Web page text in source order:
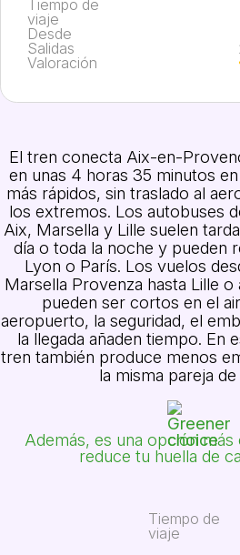
Tiempo de
viaje
Desde
Salidas
Valoración
El tren conecta Aix-en-
en unas 4 horas 35 minutos
más rápidos, sin traslado al
los extremos. Los autobuses
Aix, Marsella y Lille suelen
día o toda la noche y pueden
Lyon o París. Los vuelos
Marsella Provenza hasta Lille
pueden ser cortos en el
aeropuerto, la seguridad, el
la llegada añaden tiempo. En
tren también produce menos
la misma pareja
Además, es una opción más
reduce tu huella de
Tiempo de
viaje